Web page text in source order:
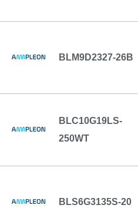
BLM9D2327-26B
BLC10G19LS-
250WT
BLS6G3135S-20